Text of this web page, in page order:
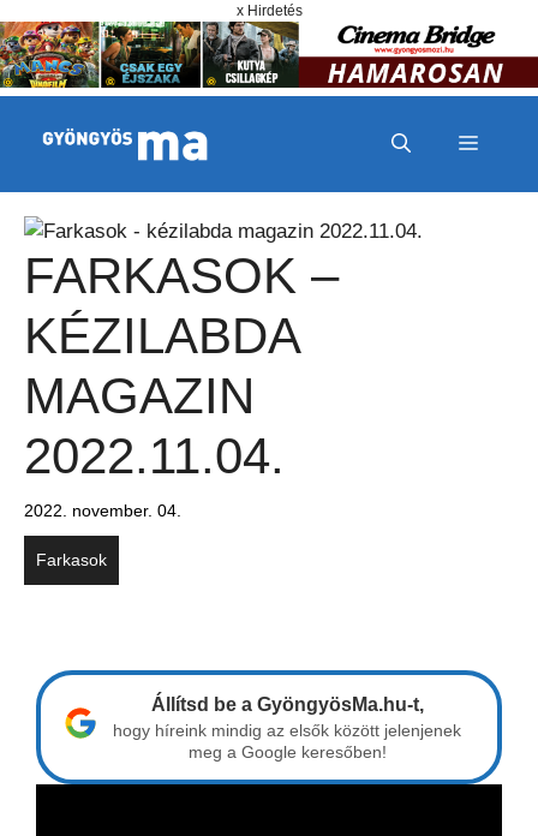
x Hirdetés
MENÜ
FARKASOK –
KÉZILABDA
MAGAZIN
2022.11.04.
2022. november. 04.
Farkasok
Állítsd be a GyöngyösMa.hu-t,
hogy híreink mindig az elsők között jelenjenek
meg a Google keresőben!